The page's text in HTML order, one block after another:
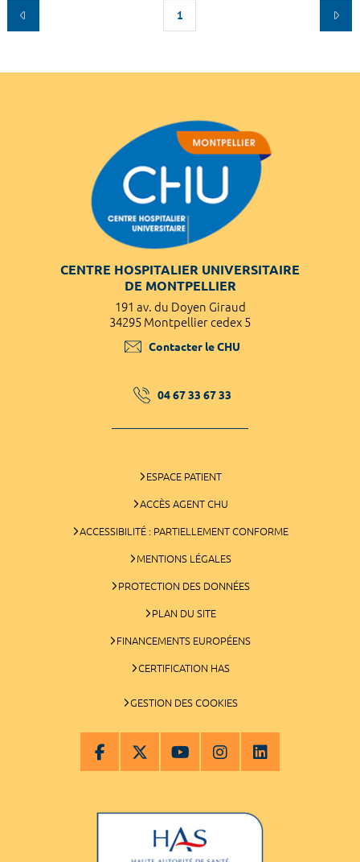
1
CENTRE HOSPITALIER UNIVERSITAIRE
DE MONTPELLIER
191 av. du Doyen Giraud
34295 Montpellier cedex 5
Contacter le CHU
04 67 33 67 33
ESPACE PATIENT
ACCÈS AGENT CHU
ACCESSIBILITÉ : PARTIELLEMENT CONFORME
MENTIONS LÉGALES
PROTECTION DES DONNÉES
PLAN DU SITE
FINANCEMENTS EUROPÉENS
CERTIFICATION HAS
GESTION DES COOKIES